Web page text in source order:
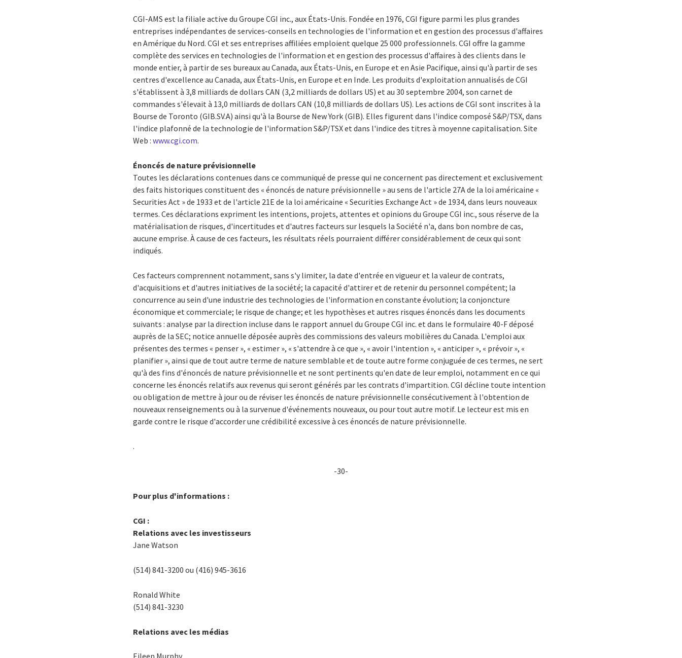
CGI-AMS est la filiale active du Groupe CGI inc., aux États-Unis. Fondée en 1976, CGI figure parmi les plus grandes
entreprises indépendantes de services-conseils en technologies de l'information et en gestion des processus d'affaires
en Amérique du Nord. CGI et ses entreprises affiliées emploient quelque 25 000 professionnels. CGI offre la gamme
complète des services en technologies de l'information et en gestion des processus d'affaires à des clients dans le
monde entier, à partir de ses bureaux au Canada, aux États-Unis, en Europe et en Asie Pacifique, ainsi qu'à partir de ses
centres d'excellence au Canada, aux États-Unis, en Europe et en Inde. Les produits d'exploitation annualisés de CGI
s'établissent à 3,8 milliards de dollars CAN (3,2 milliards de dollars US) et au 30 septembre 2004, son carnet de
commandes s'élevait à 13,0 milliards de dollars CAN (10,8 milliards de dollars US). Les actions de CGI sont inscrites à la
Bourse de Toronto (GIB.SV.A) ainsi qu'à la Bourse de New York (GIB). Elles figurent dans l'indice composé S&P/TSX, dans
l'indice plafonné de la technologie de l'information S&P/TSX et dans l'indice des titres à moyenne capitalisation. Site
Web :www.cgi.com.
Énoncés de nature prévisionnelle
Toutes les déclarations contenues dans ce communiqué de presse qui ne concernent pas directement et exclusivement
des faits historiques constituent des « énoncés de nature prévisionnelle » au sens de l'article 27A de la loi américaine «
Securities Act » de 1933 et de l'article 21E de la loi américaine « Securities Exchange Act » de 1934, dans leurs nouveaux
termes. Ces déclarations expriment les intentions, projets, attentes et opinions du Groupe CGI inc., sous réserve de la
matérialisation de risques, d'incertitudes et d'autres facteurs sur lesquels la Société n'a, dans bon nombre de cas,
aucune emprise. À cause de ces facteurs, les résultats réels pourraient différer considérablement de ceux qui sont
indiqués.
Ces facteurs comprennent notamment, sans s'y limiter, la date d'entrée en vigueur et la valeur de contrats,
d'acquisitions et d'autres initiatives de la société; la capacité d'attirer et de retenir du personnel compétent; la
concurrence au sein d'une industrie des technologies de l'information en constante évolution; la conjoncture
économique et commerciale; le risque de change; et les hypothèses et autres risques énoncés dans les documents
suivants : analyse par la direction incluse dans le rapport annuel du Groupe CGI inc. et dans le formulaire 40-F déposé
auprès de la SEC; notice annuelle déposée auprès des commissions des valeurs mobilières du Canada. L'emploi aux
présentes des termes « penser », « estimer », « s'attendre à ce que », « avoir l'intention », « anticiper », « prévoir », «
planifier », ainsi que de tout autre terme de nature semblable et de toute autre forme conjuguée de ces termes, ne sert
qu'à des fins d'énoncés de nature prévisionnelle et ne sont pertinents qu'en date de leur emploi, notamment en ce qui
concerne les énoncés relatifs aux revenus qui seront générés par les contrats d'impartition. CGI décline toute intention
ou obligation de mettre à jour ou de réviser les énoncés de nature prévisionnelle consécutivement à l'obtention de
nouveaux renseignements ou à la survenue d'événements nouveaux, ou pour tout autre motif. Le lecteur est mis en
garde contre le risque d'accorder une crédibilité excessive à ces énoncés de nature prévisionnelle.
.
-30-
Pour plus d'informations :
CGI :
Relations avec les investisseurs
Jane Watson
(514) 841-3200 ou (416) 945-3616
Ronald White
(514) 841-3230
Relations avec les médias
Eileen Murphy